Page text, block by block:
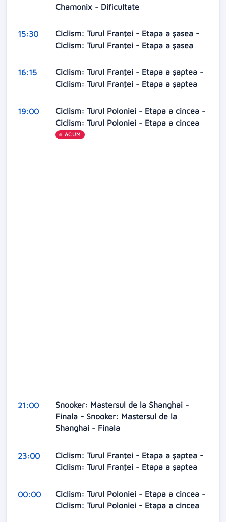
Chamonix - Dificultate
15:30
Ciclism: Turul Franţei - Etapa a șasea -
Ciclism: Turul Franţei - Etapa a șasea
16:15
Ciclism: Turul Franţei - Etapa a șaptea -
Ciclism: Turul Franţei - Etapa a șaptea
19:00
Ciclism: Turul Poloniei - Etapa a cincea -
Ciclism: Turul Poloniei - Etapa a cincea
ACUM
21:00
Snooker: Mastersul de la Shanghai -
Finala - Snooker: Mastersul de la
Shanghai - Finala
23:00
Ciclism: Turul Franţei - Etapa a șaptea -
Ciclism: Turul Franţei - Etapa a șaptea
00:00
Ciclism: Turul Poloniei - Etapa a cincea -
Ciclism: Turul Poloniei - Etapa a cincea